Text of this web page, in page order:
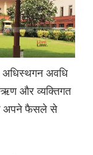
अधिस्थगन अवधि
और व्यक्तिगत
अपने फैसले से